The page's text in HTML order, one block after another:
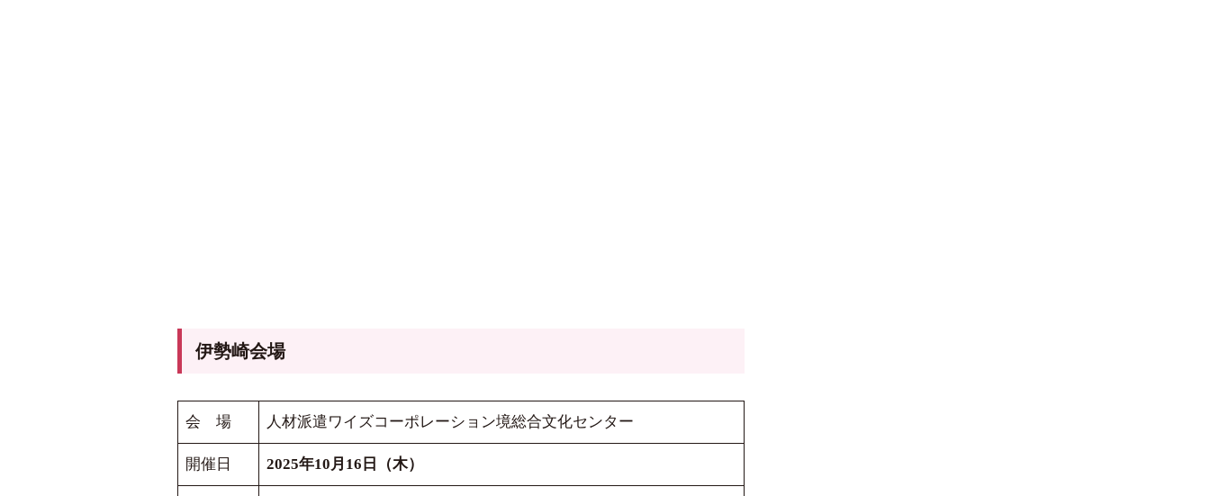
伊勢崎会場
会 場 人材派遣ワイズコーポレーション境総合文化センター
開催日 2025年10月16日（木）